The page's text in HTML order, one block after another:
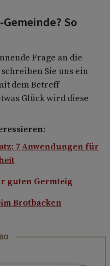
So
Frage an die
Sie uns ein
dem Betreff
Glück wird diese
7 Anwendungen für
guten Germteig
Brotbacken